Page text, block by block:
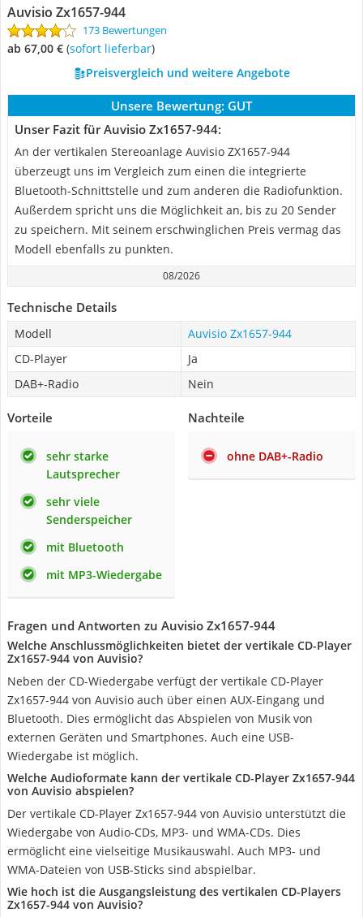
Auvisio Zx1657-944
173 Bewertungen
ab 67,00 € ( Sofort lieferbar)
Preisvergleich und weitere Angebote
Unsere Bewertung: GUT
Unser Fazit für Auvisio Zx1657-944:
An der vertikalen Stereoanlage Auvisio ZX1657-944
überzeugt uns im Vergleich zum einen die integrierte
Bluetooth-Schnittstelle und zum anderen die Radiofunktion.
Außerdem spricht uns die Möglichkeit an, bis zu 20 Sender
zu speichern. Mit seinem erschwinglichen Preis vermag das
Modell ebenfalls zu punkten.
08/2026
Technische Details
Modell
Auvisio Zx1657-944
CD-Player
Ja
DAB+-Radio
Nein
Vorteile
sehr starke
Lautsprecher
sehr viele
Senderspeicher
mit Bluetooth
mit MP3-Wiedergabe
Nachteile
ohne DAB+-Radio
Fragen und Antworten zu Auvisio Zx1657-944
Welche Anschlussmöglichkeiten bietet der vertikale CD-Player
Zx1657-944 von Auvisio?
Neben der CD-Wiedergabe verfügt der vertikale CD-Player
Zx1657-944 von Auvisio auch über einen AUX-Eingang und
Bluetooth. Dies ermöglicht das Abspielen von Musik von
externen Geräten und Smartphones. Auch eine USB-
Wiedergabe ist möglich.
Welche Audioformate kann der vertikale CD-Player Zx1657-944
von Auvisio abspielen?
Der vertikale CD-Player Zx1657-944 von Auvisio unterstützt die
Wiedergabe von Audio-CDs, MP3- und WMA-CDs. Dies
ermöglicht eine vielseitige Musikauswahl. Auch MP3- und
WMA-Dateien von USB-Sticks sind abspielbar.
Wie hoch ist die Ausgangsleistung des vertikalen CD-Players
Zx1657-944 von Auvisio?